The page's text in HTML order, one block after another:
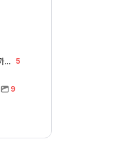
5인 가족 제주도 여행가는데 렌트카 뭐 빌릴까요 ㅎ 5
9